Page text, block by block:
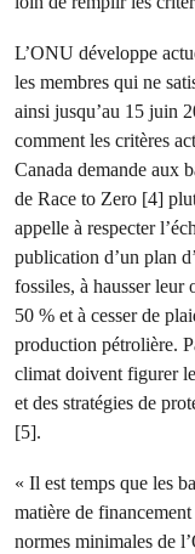
L’ONU développe
les membres qui ne
ainsi jusqu’au 15 juin
comment les critères
Canada demande aux
de Race to Zero [4]
appelle à respecter
publication d’un plan
fossiles, à hausser
50 % et à cesser de
production pétrolière.
climat doivent figurer
et des stratégies de
[5].
« Il est temps que les
matière de
normes minimales de